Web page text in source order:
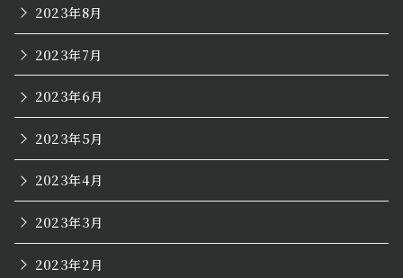
2023年8月
2023年7月
2023年6月
2023年5月
2023年4月
2023年3月
2023年2月